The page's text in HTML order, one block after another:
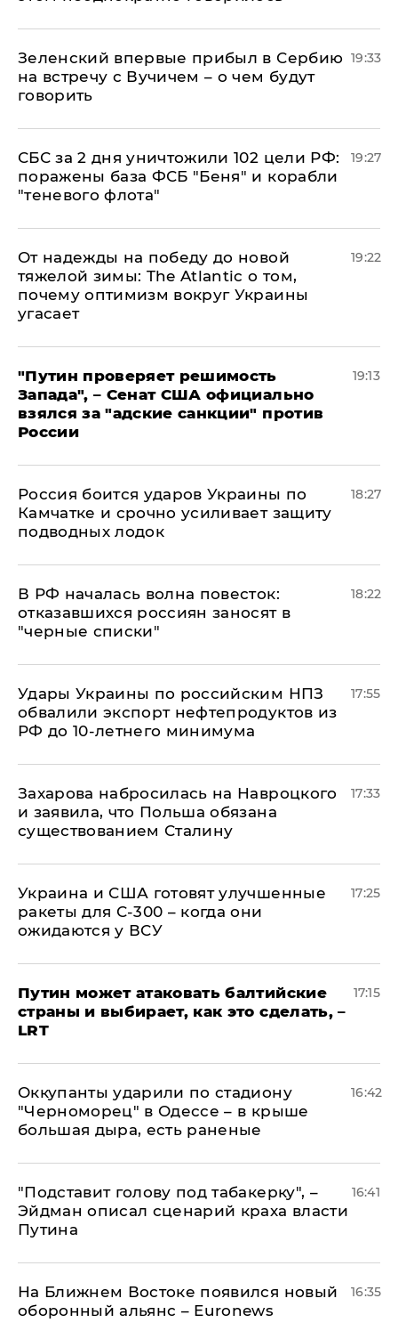
Зеленский впервые прибыл в Сербию
на встречу с Вучичем – о чем будут
говорить
19:33
СБС за 2 дня уничтожили 102 цели РФ:
поражены база ФСБ "Беня" и корабли
"теневого флота"
19:27
От надежды на победу до новой
тяжелой зимы: The Atlantic о том,
почему оптимизм вокруг Украины
угасает
19:22
"Путин проверяет решимость
Запада", – Сенат США официально
взялся за "адские санкции" против
России
19:13
Россия боится ударов Украины по
Камчатке и срочно усиливает защиту
подводных лодок
18:27
​В РФ началась волна повесток:
отказавшихся россиян заносят в
"черные списки"
18:22
Удары Украины по российским НПЗ
обвалили экспорт нефтепродуктов из
РФ до 10-летнего минимума
17:55
​Захарова набросилась на Навроцкого
и заявила, что Польша обязана
существованием Сталину
17:33
Украина и США готовят улучшенные
ракеты для С-300 – когда они
ожидаются у ВСУ
17:25
Путин может атаковать балтийские
страны и выбирает, как это сделать, –
LRT
17:15
Оккупанты ударили по стадиону
"Черноморец" в Одессе – в крыше
большая дыра, есть раненые
16:42
​"Подставит голову под табакерку", –
Эйдман описал сценарий краха власти
Путина
16:41
На Ближнем Востоке появился новый
оборонный альянс – Euronews
16:35